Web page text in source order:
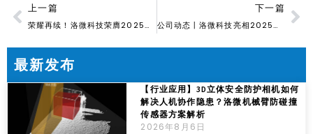
上一篇
荣耀再续！洛微科技荣膺2025杭州准独角兽企业荣誉
下一篇
公司动态丨洛微科技亮相2025中国水泥协会装运分会年会
最新发布
【行业应用】3D立体安全防护相机如何
解决人机协作隐患？洛微机械臂防碰撞
传感器方案解析
2026年8月6日